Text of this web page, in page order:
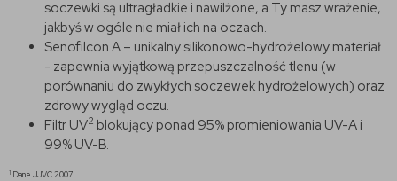
soczewki są ultragładkie i nawilżone, a Ty masz wrażenie,
jakbyś w ogóle nie miał ich na oczach.
Senofilcon A – unikalny silikonowo-hydrożelowy materiał
- zapewnia wyjątkową przepuszczalność tlenu (w
porównaniu do zwykłych soczewek hydrożelowych) oraz
zdrowy wygląd oczu.
Filtr UV2 blokujący ponad 95% promieniowania UV-A i
99% UV-B.
1 Dane JJVC 2007